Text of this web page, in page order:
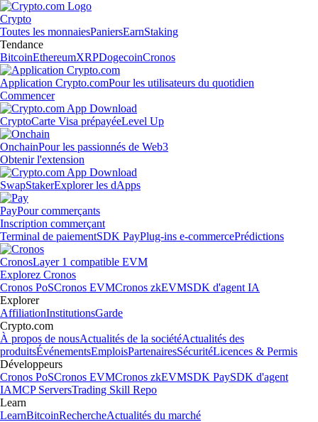
Crypto
Toutes les monnaiesPaniersEarnStaking
Tendance
BitcoinEthereumXRPDogecoinCronos
Application Crypto.comPour les utilisateurs du quotidien
Commencer
CryptoCarte Visa prépayéeLevel Up
OnchainPour les passionnés de Web3
Obtenir l'extension
SwapStakerExplorer les dApps
PayPour commerçants
Inscription commerçant
Terminal de paiementSDK PayPlug-ins e-commercePrédictions
CronosLayer 1 compatible EVM
Explorez Cronos
Cronos PoSCronos EVMCronos zkEVMSDK d'agent IA
Explorer
AffiliationInstitutionsGarde
Crypto.com
À propos de nousActualités de la sociétéActualités des
produitsÉvénementsEmploisPartenairesSécuritéLicences & Permis
Développeurs
Cronos PoSCronos EVMCronos zkEVMSDK PaySDK d'agent
IAMCP ServersTrading Skill Repo
Learn
LearnBitcoinRechercheActualités du marché